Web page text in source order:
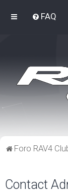
FAQ
Foro RAV4
Contact